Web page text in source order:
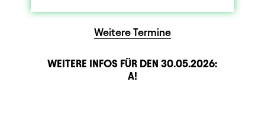
Weitere Termine
WEITERE INFOS FÜR DEN 30.05.2026:
Information
A!